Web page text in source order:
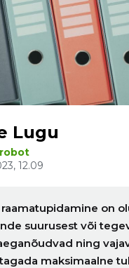
Lugu
12.09
raamatupidamine on
suurusest või
ning
maksimaalne
pildi